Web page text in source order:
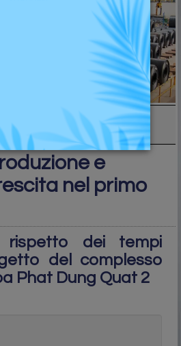
vendite in crescita nel pri...
e
nel primo
rispetto dei tempi
del complesso
Phat Dung Quat 2